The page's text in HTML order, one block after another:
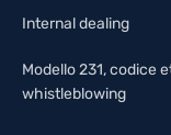
Internal dealing
Modello 231, codice
whistleblowing